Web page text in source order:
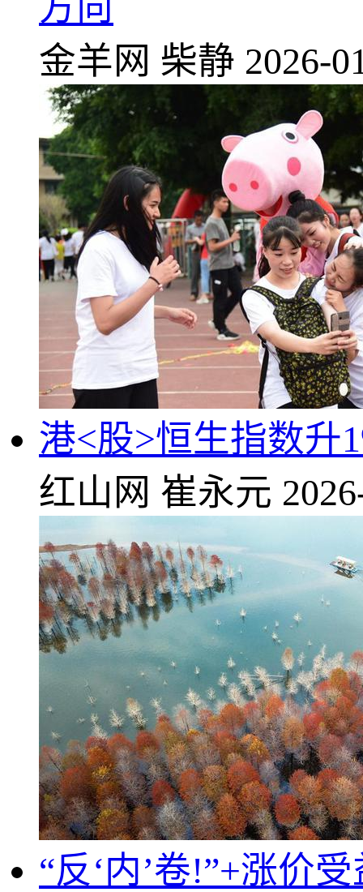
金羊网 柴静 2026-
港<股>恒生指数升
红山网 崔永元
“反‘内’卷!”+涨价